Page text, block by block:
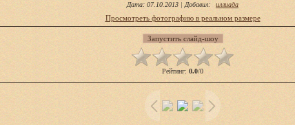
Дата: 07.10.2013 | Добавил: иллиада
Просмотреть фотографию в реальном размере
Рейтинг: 0.0/0